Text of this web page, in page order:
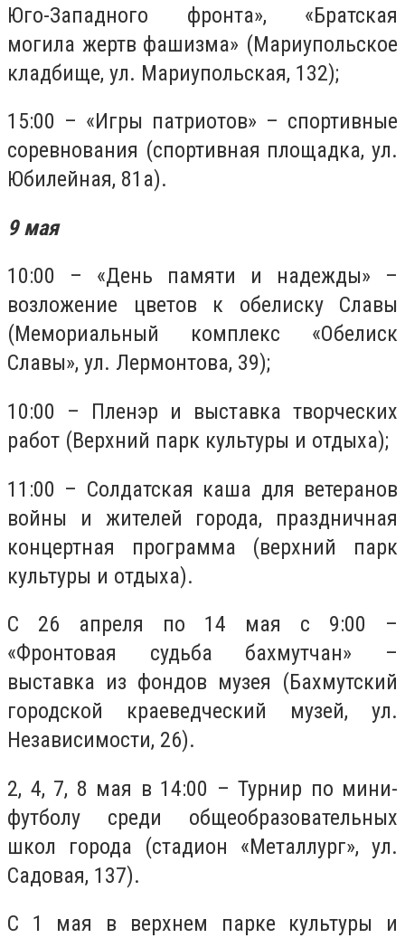
Юго-Западного фронта», «Братская
могила жертв фашизма» (Мариупольское
кладбище, ул. Мариупольская, 132);
15:00 – «Игры патриотов» – спортивные
соревнования (спортивная площадка, ул.
Юбилейная, 81а).
9 мая
10:00 – «День памяти и надежды» –
возложение цветов к обелиску Славы
(Мемориальный комплекс «Обелиск
Славы», ул. Лермонтова, 39);
10:00 – Пленэр и выставка творческих
работ (Верхний парк культуры и отдыха);
11:00 – Солдатская каша для ветеранов
войны и жителей города, праздничная
концертная программа (верхний парк
культуры и отдыха).
С 26 апреля по 14 мая с 9:00 –
«Фронтовая судьба бахмутчан» –
выставка из фондов музея (Бахмутский
городской краеведческий музей, ул.
Независимости, 26).
2, 4, 7, 8 мая в 14:00 – Турнир по мини-
футболу среди общеобразовательных
школ города (стадион «Металлург», ул.
Садовая, 137).
С 1 мая в верхнем парке культуры и